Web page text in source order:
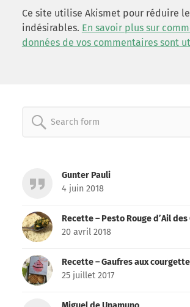
Ce site utilise Akismet pour réduire
indésirables. En savoir plus sur
données de vos commentaires sont
Search
Gunter Pauli
4 juin 2018
Recette – Pesto Rouge d’Ail des
20 avril 2018
Recette – Gaufres aux
25 juillet 2017